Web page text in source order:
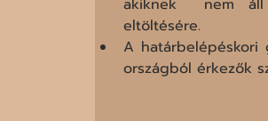
akiknek  nem áll
eltöltésére.
A határbelépéskori
országból érkezők